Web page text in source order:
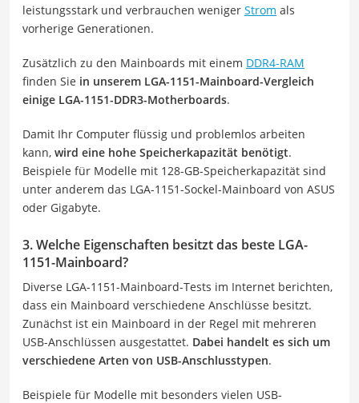
leistungsstark und verbrauchen weniger Strom als
vorherige Generationen.
Zusätzlich zu den Mainboards mit einem DDR4-RAM
finden Sie in unserem LGA-1151-Mainboard-Vergleich
einige LGA-1151-DDR3-Motherboards.
Damit Ihr Computer flüssig und problemlos arbeiten
kann, wird eine hohe Speicherkapazität benötigt.
Beispiele für Modelle mit 128-GB-Speicherkapazität sind
unter anderem das LGA-1151-Sockel-Mainboard von ASUS
oder Gigabyte.
3. Welche Eigenschaften besitzt das beste LGA-
1151-Mainboard?
Diverse LGA-1151-Mainboard-Tests im Internet berichten,
dass ein Mainboard verschiedene Anschlüsse besitzt.
Zunächst ist ein Mainboard in der Regel mit mehreren
USB-Anschlüssen ausgestattet. Dabei handelt es sich um
verschiedene Arten von USB-Anschlusstypen.
Beispiele für Modelle mit besonders vielen USB-